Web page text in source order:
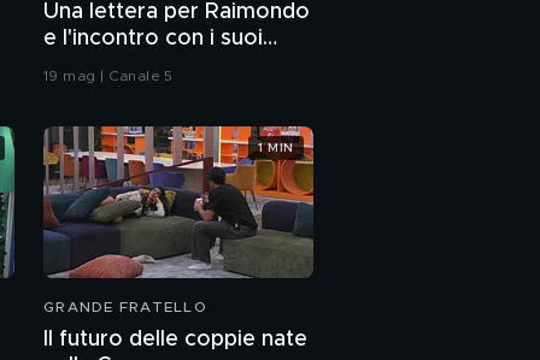
Una lettera per Raimondo
e l'incontro con i suoi
19 mag | Canale 5
GRANDE FRATELLO
Il futuro delle coppie nate
1 MIN